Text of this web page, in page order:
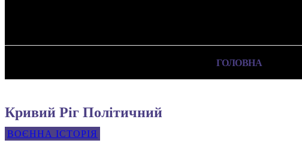
ГОЛОВНА
Кривий Ріг Політичний
ВОЄННА ІСТОРІЯ